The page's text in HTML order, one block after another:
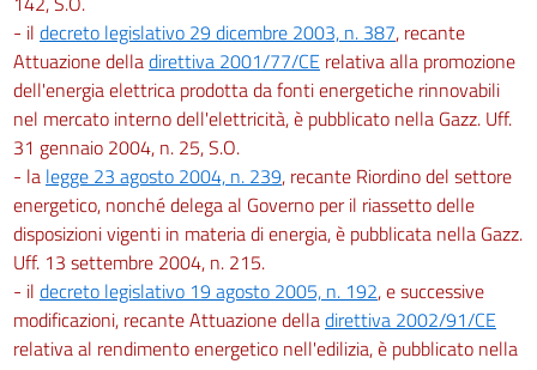
- il decreto legislativo 29 dicembre 2003, n. 387, recante
Attuazione delladirettiva 2001/77/CE relativa alla promozione
dell'energia elettrica prodotta da fonti energetiche rinnovabili
nel mercato interno dell'elettricità, è pubblicato nella Gazz. Uff.
31 gennaio 2004, n. 25, S.O.
- la legge 23 agosto 2004, n. 239, recante Riordino del settore
energetico, nonché delega al Governo per il riassetto delle
disposizioni vigenti in materia di energia, è pubblicata nella Gazz.
Uff. 13 settembre 2004, n. 215.
- il decreto legislativo 19 agosto 2005, n. 192, e successive
modificazioni, recante Attuazione delladirettiva 2002/91/CE
relativa al rendimento energetico nell'edilizia, è pubblicato nella